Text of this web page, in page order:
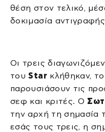
θέση στον τελικό,
δοκιμασία
Οι τρεις
τουStarκλήθηκαν,
παρουσιάσουν τις
σεφ και κριτές. Ο
την αρχή τη σημασία
εσάς τους τρεις, η